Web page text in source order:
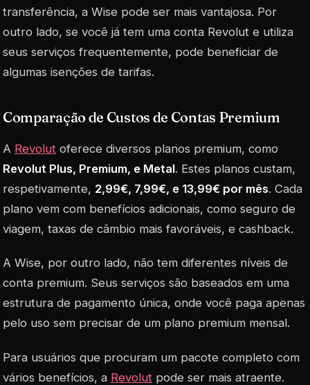
transferência, a Wise pode ser mais vantajosa. Por
outro lado, se você já tem uma conta Revolut e utiliza
seus serviços frequentemente, pode beneficiar de
algumas isenções de tarifas.
Comparação de Custos de Contas Premium
A Revolut oferece diversos planos premium, como
Revolut Plus, Premium, e Metal. Estes planos custam,
respetivamente, 2,99€, 7,99€, e 13,99€ por mês. Cada
plano vem com benefícios adicionais, como seguro de
viagem, taxas de câmbio mais favoráveis, e cashback.
A Wise, por outro lado, não tem diferentes níveis de
conta premium. Seus serviços são baseados em uma
estrutura de pagamento única, onde você paga apenas
pelo uso sem precisar de um plano premium mensal.
Para usuários que procuram um pacote completo com
vários benefícios, a Revolut pode ser mais atraente.